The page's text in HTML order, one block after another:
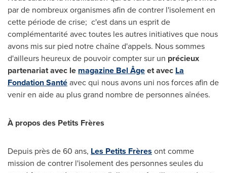
par de nombreux organismes afin de contrer l'isolement en
cette période de crise; c'est dans un esprit de
complémentarité avec toutes les autres initiatives que nous
avons mis sur pied notre chaîne d'appels. Nous sommes
d'ailleurs heureux de pouvoir compter sur un précieux
partenariat avec le magazine Bel Âgeet avec La
Fondation Santéavec qui nous avons uni nos forces afin de
venir en aide au plus grand nombre de personnes aînées.
À propos des Petits Frères
Depuis près de 60 ans, Les Petits Frères ont comme
mission de contrer l'isolement des personnes seules du